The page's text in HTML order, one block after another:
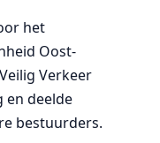
het
Oost-
Verkeer
en deelde
bestuurders.